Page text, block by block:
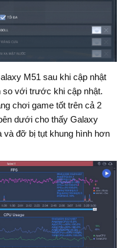
M51 sau khi cập nhật
so với trước khi cập nhật.
chơi game tốt trên cả 2
dưới cho thấy Galaxy
đỡ bị tụt khung hình hơn